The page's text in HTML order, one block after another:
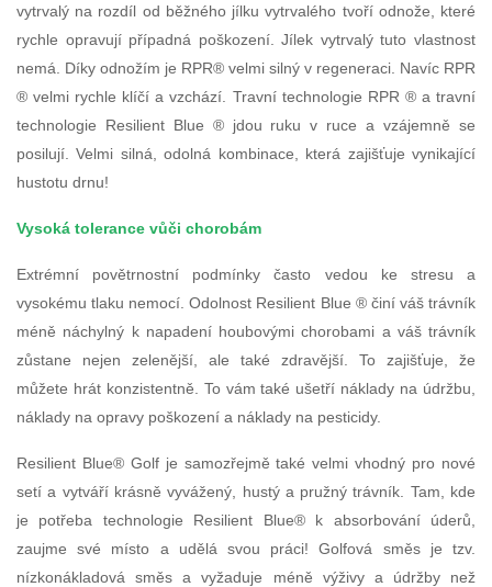
vytrvalý na rozdíl od běžného jílku vytrvalého tvoří odnože, které
rychle opravují případná poškození. Jílek vytrvalý tuto vlastnost
nemá. Díky odnožím je RPR® velmi silný v regeneraci. Navíc RPR
® velmi rychle klíčí a vzchází. Travní technologie RPR ® a travní
technologie Resilient Blue ® jdou ruku v ruce a vzájemně se
posilují. Velmi silná, odolná kombinace, která zajišťuje vynikající
hustotu drnu!
Vysoká tolerance vůči chorobám
Extrémní povětrnostní podmínky často vedou ke stresu a
vysokému tlaku nemocí. Odolnost Resilient Blue ® činí váš trávník
méně náchylný k napadení houbovými chorobami a váš trávník
zůstane nejen zelenější, ale také zdravější. To zajišťuje, že
můžete hrát konzistentně. To vám také ušetří náklady na údržbu,
náklady na opravy poškození a náklady na pesticidy.
Resilient Blue® Golf je samozřejmě také velmi vhodný pro nové
setí a vytváří krásně vyvážený, hustý a pružný trávník. Tam, kde
je potřeba technologie Resilient Blue® k absorbování úderů,
zaujme své místo a udělá svou práci! Golfová směs je tzv.
nízkonákladová směs a vyžaduje méně výživy a údržby než